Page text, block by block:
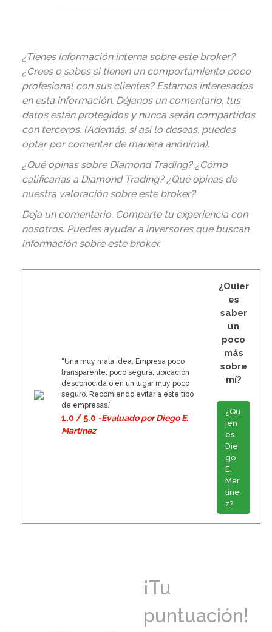
¿Tienes información interna sobre este broker?
¿Crees o sabes si tienen un comportamiento poco
profesional con sus clientes? Estamos interesados
en esta información. Déjanos un comentario, tus
datos están protegidos y nunca serán compartidos
con terceros. (Además, si así lo deseas, puedes
optar por comentar de manera anónima).
¿Qué opinas sobre Diamond Trading? ¿Cómo
calificarías a Diamond Trading? ¿Qué opinas de
nuestra valoración sobre este broker?
Deja un comentario. Comparte tu experiencia con
nosotros. Puedes ayudar a inversores que buscan
información sobre este broker.
“Una muy mala idea. Empresa poco
transparente, poco segura, ubicación
desconocida o en un lugar muy poco
seguro. Recomiendo evitar a este tipo
de empresas.”
1.0 / 5.0 -Evaluado por Diego E.
Martínez
¿Quier
es
saber
un
poco
más
sobre
mí?
¿Qu
ien
es
Die
go
E.
Mar
tíne
z?
¡Tu
puntuación!